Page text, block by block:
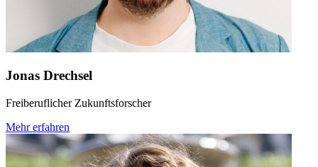
Jonas Drechsel
Freiberuflicher Zukunftsforscher
Mehr erfahren